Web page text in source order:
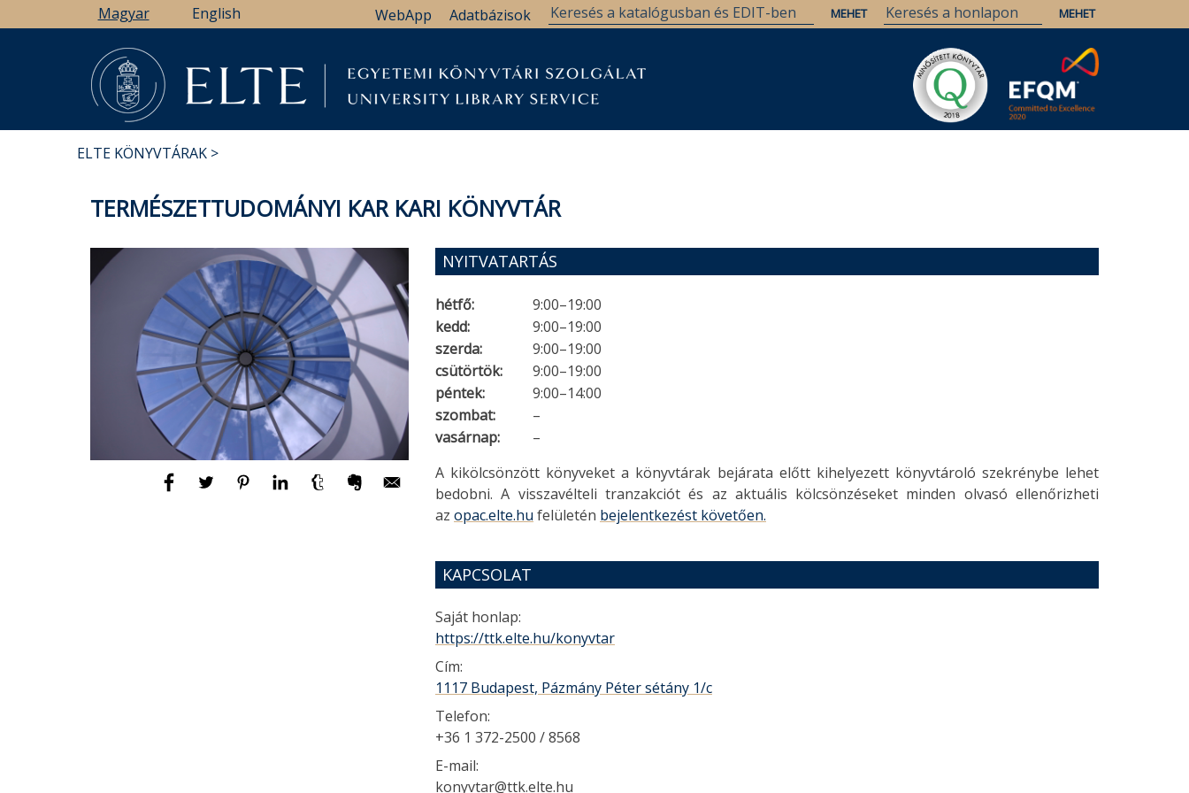
a
Magyar English Adatbázisok
WebApp
ELTE KÖNYVTÁRAK
TERMÉSZETTUDOMÁNYI KAR KARI KÖNYVTÁR
NYITVATARTÁS
hétfő:
9:00–19:00
kedd:
9:00–19:00
szerda:
9:00–19:00
csütörtök:
9:00–19:00
péntek:
9:00–14:00
szombat:
–
vasárnap:
–
A kikölcsönzött könyveket a könyvtárak bejárata előtt kihelyezett könyvtároló szekrénybe lehet
bedobni. A visszavélteli tranzakciót és az aktuális kölcsönzéseket minden olvasó ellenőrizheti
az opac.elte.hu felületén bejelentkezést követően.
KAPCSOLAT
Saját honlap:
https://ttk.elte.hu/konyvtar
Cím:
1117 Budapest, Pázmány Péter sétány 1/c
Telefon:
+36 1 372-2500 / 8568
E-mail:
konyvtar@ttk.elte.hu